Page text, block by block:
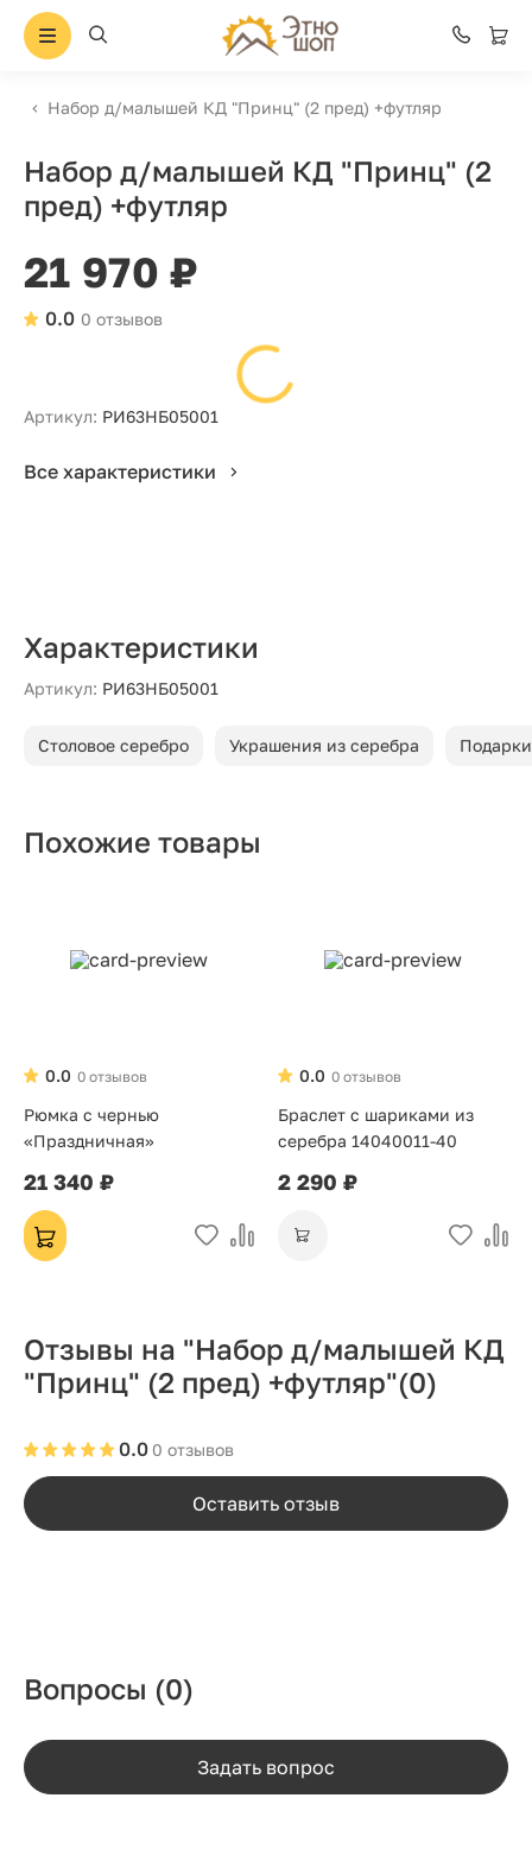
Набор д/малышей КД "Принц" (2 пред) +футляр
Набор д/малышей КД "Принц" (2
пред) +футляр
21 970 ₽
0 отзывов
0.0
Артикул: РИ63НБ05001
Все характеристики
Характеристики
Артикул: РИ63НБ05001
Столовое серебро Украшения из серебра
Похожие товары
0 отзывов
0.0
Рюмка с чернью
«Праздничная»
21 340 ₽
0 отзывов
0.0
Браслет с шариками из
серебра 14040011-40
2 290 ₽
Отзывы на "Набор д/малышей КД
"Принц" (2 пред) +футляр"(0)
0 отзывов
0.0
Оставить отзыв
Вопросы (0)
Задать вопрос